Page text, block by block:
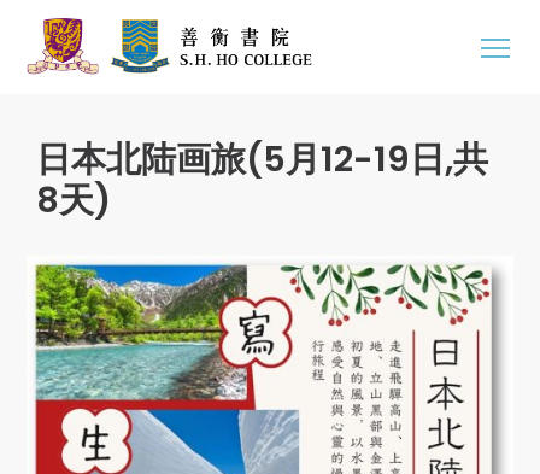
日本北陆画旅(5月12-19日,共
8天)